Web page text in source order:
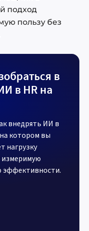
подход
пользу без
в
в HR на
внедрять ИИ в
котором вы
нагрузку
измеримую
эффективности.